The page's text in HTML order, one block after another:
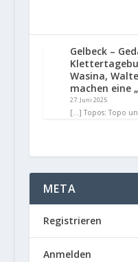
Gelbeck –
Wasina,
machen eine
27. Juni 2025
[…] Topos: Topo
META
Registrieren
Anmelden